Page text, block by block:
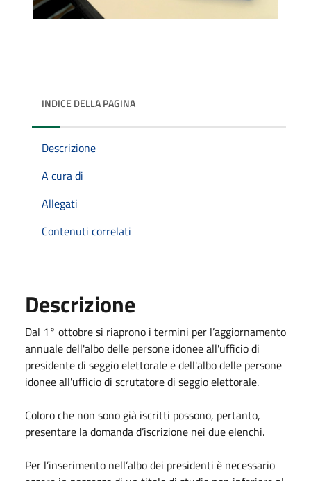
INDICE DELLA PAGINA
Descrizione
A cura di
Allegati
Contenuti correlati
Descrizione
Dal 1° ottobre si riaprono i termini per l’aggiornamento
annuale dell'albo delle persone idonee all'ufficio di
presidente di seggio elettorale e dell'albo delle persone
idonee all'ufficio di scrutatore di seggio elettorale.
Coloro che non sono già iscritti possono, pertanto,
presentare la domanda d’iscrizione nei due elenchi.
Per l’inserimento nell’albo dei presidenti è necessario